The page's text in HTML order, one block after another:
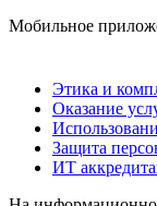
Мобильное
Этика и
Оказание
Защита
ИТ